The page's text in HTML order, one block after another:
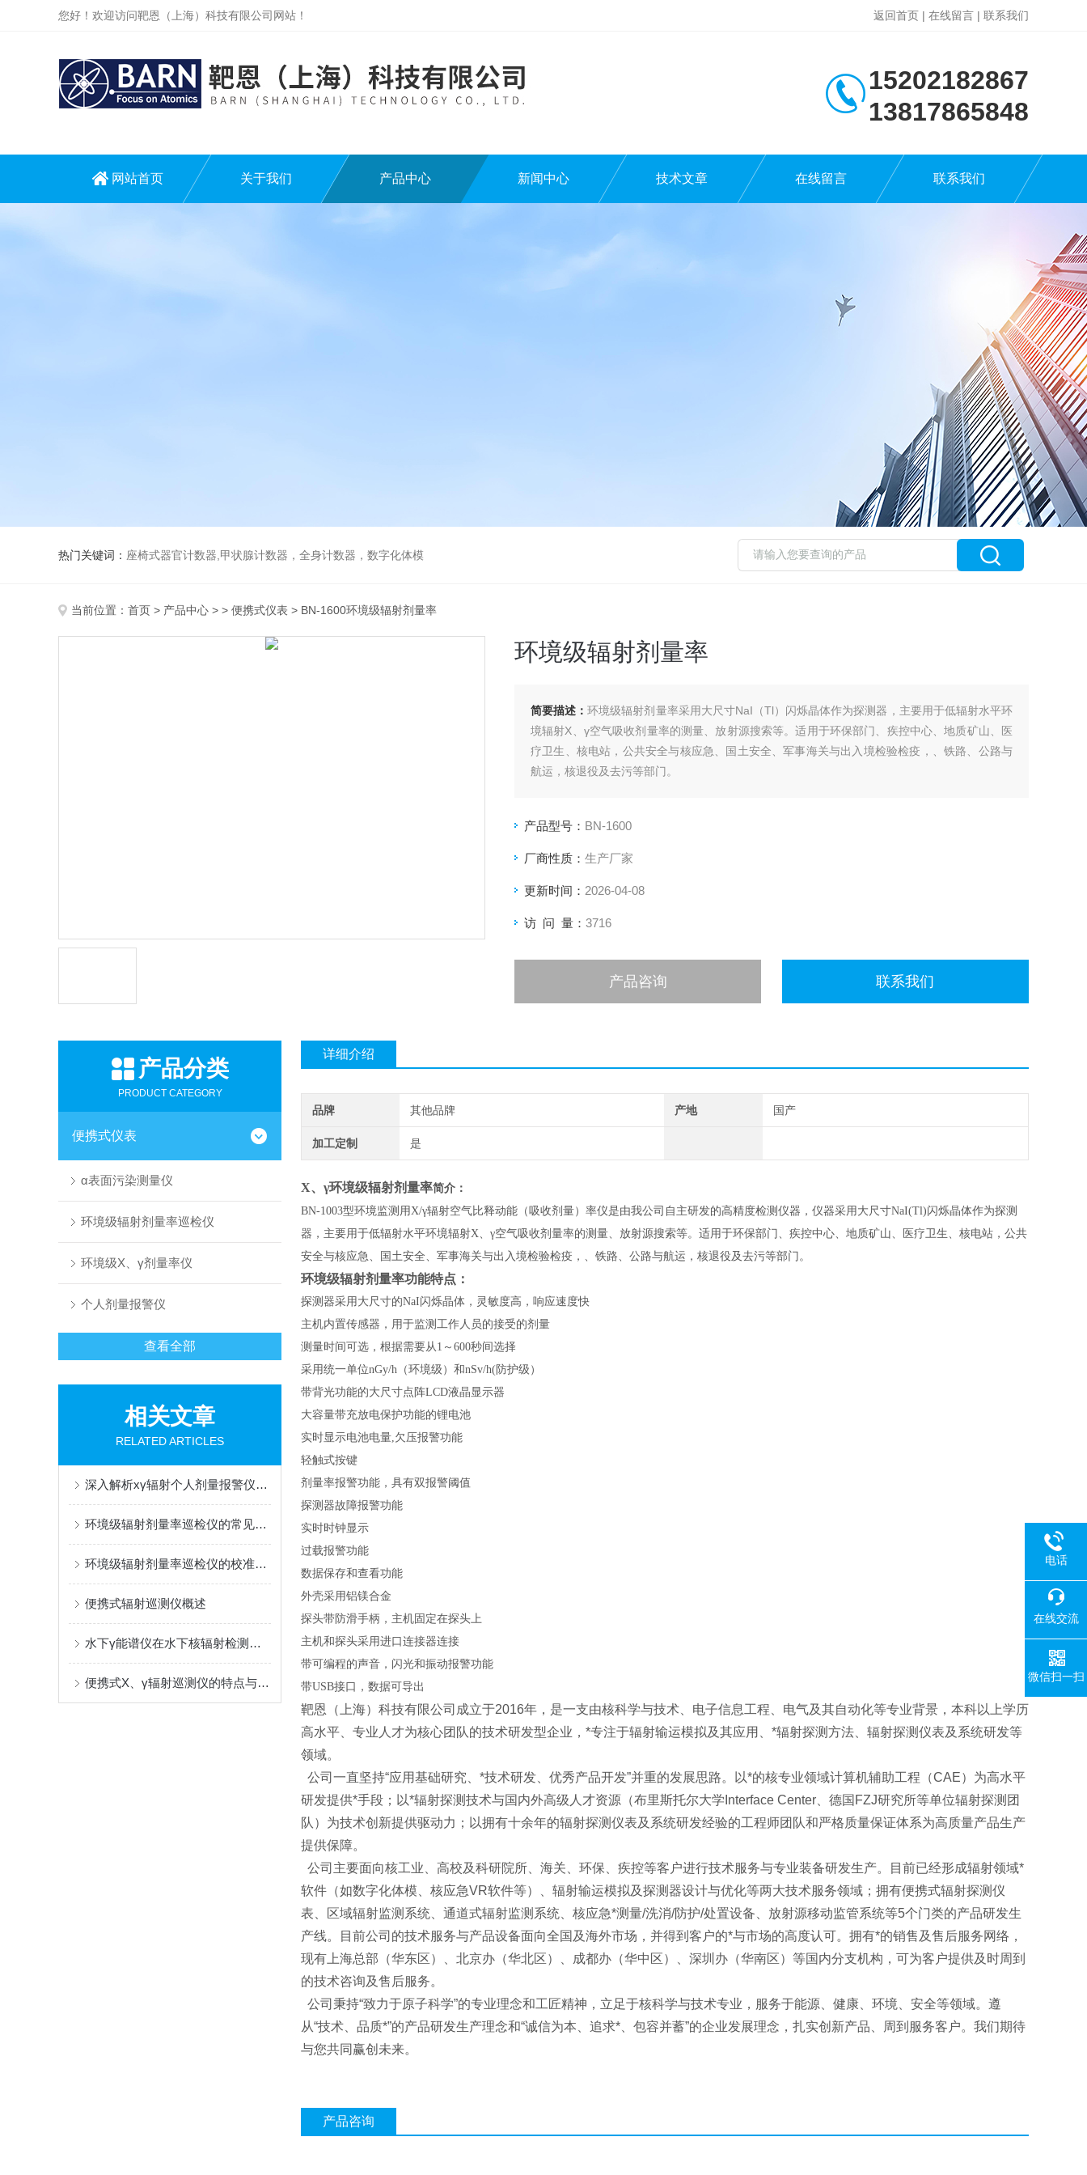
您好！欢迎访问靶恩（上海）科技有限公司网站！ 返回首页 | 在线留言 | 联系我们
15202182867
13817865848
网站首页 关于我们 产品中心 新闻中心 技术文章 在线留言 联系我们
热门关键词： 座椅式器官计数器,甲状腺计数器，全身计数器，数字化体模
当前位置： 首页 > 产品中心 > > 便携式仪表 > BN-1600环境级辐射剂量率
环境级辐射剂量率
简要描述：环境级辐射剂量率采用大尺寸NaI（Tl）闪烁晶体作为探测器，主要用于低辐射水平环
境辐射X、γ空气吸收剂量率的测量、放射源搜索等。适用于环保部门、疾控中心、地质矿山、医
疗卫生、核电站，公共安全与核应急、国土安全、军事海关与出入境检验检疫，、铁路、公路与
航运，核退役及去污等部门。
产品型号： BN-1600
厂商性质： 生产厂家
更新时间： 2026-04-08
访 问 量： 3716
产品咨询 联系我们
产品分类
PRODUCT CATEGORY
便携式仪表
α表面污染测量仪
环境级辐射剂量率巡检仪
环境级X、γ剂量率仪
个人剂量报警仪
查看全部
相关文章
RELATED ARTICLES
深入解析xγ辐射个人剂量报警仪的工作原理与应用场景
环境级辐射剂量率巡检仪的常见故障诊断与排除方法
环境级辐射剂量率巡检仪的校准周期与溯源管理建议
便携式辐射巡测仪概述
水下γ能谱仪在水下核辐射检测方面的应用
便携式X、γ辐射巡测仪的特点与参数
详细介绍
品牌 其他品牌 产地 国产
加工定制 是
X、γ环境级辐射剂量率简介：
BN-1003型环境监测用X/γ辐射空气比释动能（吸收剂量）率仪是由我公司自主研发的高精度检测仪器，仪器采用大尺寸NaI(Tl)闪烁晶体作为探测
器，主要用于低辐射水平环境辐射X、γ空气吸收剂量率的测量、放射源搜索等。适用于环保部门、疾控中心、地质矿山、医疗卫生、核电站，公共
安全与核应急、国土安全、军事海关与出入境检验检疫，、铁路、公路与航运，核退役及去污等部门。
环境级辐射剂量率功能特点：
探测器采用大尺寸的NaI闪烁晶体，灵敏度高，响应速度快
主机内置传感器，用于监测工作人员的接受的剂量
测量时间可选，根据需要从1～600秒间选择
采用统一单位nGy/h（环境级）和nSv/h(防护级）
带背光功能的大尺寸点阵LCD液晶显示器
大容量带充放电保护功能的锂电池
实时显示电池电量,欠压报警功能
轻触式按键
剂量率报警功能，具有双报警阈值
探测器故障报警功能
实时时钟显示
过载报警功能
数据保存和查看功能
外壳采用铝镁合金
探头带防滑手柄，主机固定在探头上
主机和探头采用进口连接器连接
带可编程的声音，闪光和振动报警功能
带USB接口，数据可导出
靶恩（上海）科技有限公司成立于2016年，是一支由核科学与技术、电子信息工程、电气及其自动化等专业背景，本科以上学历
高水平、专业人才为核心团队的技术研发型企业，*专注于辐射输运模拟及其应用、*辐射探测方法、辐射探测仪表及系统研发等
领域。
公司一直坚持“应用基础研究、*技术研发、优秀产品开发”并重的发展思路。以*的核专业领域计算机辅助工程（CAE）为高水平
研发提供*手段；以*辐射探测技术与国内外高级人才资源（布里斯托尔大学Interface Center、德国FZJ研究所等单位辐射探测团
队）为技术创新提供驱动力；以拥有十余年的辐射探测仪表及系统研发经验的工程师团队和严格质量保证体系为高质量产品生产
提供保障。
公司主要面向核工业、高校及科研院所、海关、环保、疾控等客户进行技术服务与专业装备研发生产。目前已经形成辐射领域*
软件（如数字化体模、核应急VR软件等）、辐射输运模拟及探测器设计与优化等两大技术服务领域；拥有便携式辐射探测仪
表、区域辐射监测系统、通道式辐射监测系统、核应急*测量/洗消/防护/处置设备、放射源移动监管系统等5个门类的产品研发生
产线。目前公司的技术服务与产品设备面向全国及海外市场，并得到客户的*与市场的高度认可。拥有*的销售及售后服务网络，
现有上海总部（华东区）、北京办（华北区）、成都办（华中区）、深圳办（华南区）等国内分支机构，可为客户提供及时周到
的技术咨询及售后服务。
公司秉持“致力于原子科学”的专业理念和工匠精神，立足于核科学与技术专业，服务于能源、健康、环境、安全等领域。遵
从“技术、品质*”的产品研发生产理念和“诚信为本、追求*、包容并蓄”的企业发展理念，扎实创新产品、周到服务客户。我们期待
与您共同赢创未来。
产品咨询
电话
在线交流
微信扫一扫